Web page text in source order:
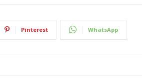
Pinterest WhatsApp